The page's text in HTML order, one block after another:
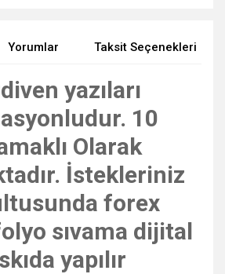
Yorumlar Taksit Seçenekleri
yazıları
10
Olarak
İstekleriniz
forex
sıvama dijital
yapılır